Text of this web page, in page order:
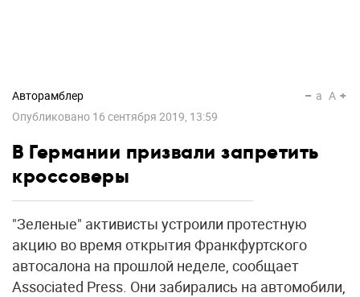
Авторамблер
Опубликовано 16 сентября 2019, 13:59
a A
В Германии призвали запретить
кроссоверы
"Зеленые" активисты устроили протестную
акцию во время открытия Франкфуртского
автосалона на прошлой неделе, сообщает
Associated Press. Они забирались на автомобили,